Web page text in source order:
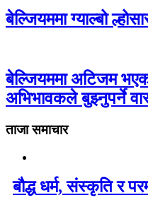
बेल्जियममा ग्याल्बो
बेल्जियममा अटिजम
अभिभावकले बुझ्नुपर्ने
ताजा समाचार
बौद्ध धर्म, संस्कृति र